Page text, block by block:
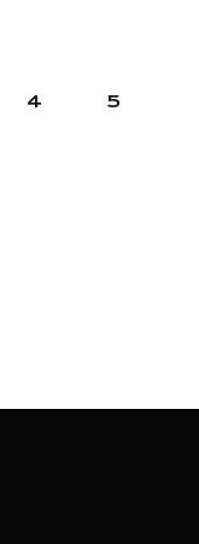
4 5